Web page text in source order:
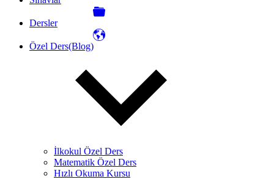
Dersler
Özel Ders(Blog)
İlkokul Özel Ders
Matematik Özel Ders
Hızlı Okuma Kursu